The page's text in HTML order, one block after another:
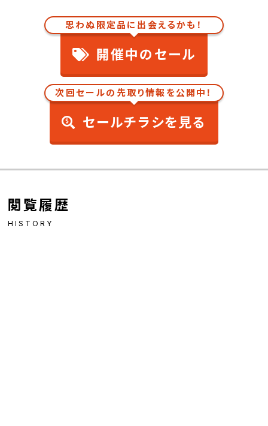
思わぬ限定品に出会えるかも！
開催中のセール
次回セールの先取り情報を公開中！
セールチラシを見る
閲覧履歴
HISTORY